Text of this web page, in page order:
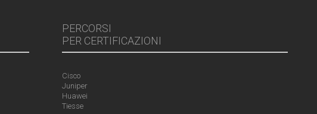
PERCORSI
PER CERTIFICAZIONI
Cisco
Juniper
Huawei
Tiesse